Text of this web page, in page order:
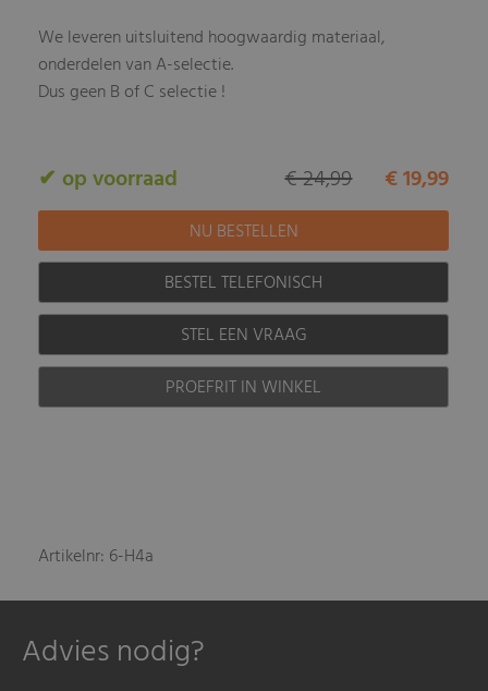
We leveren uitsluitend hoogwaardig materiaal,
onderdelen van A-selectie.
Dus geen B of C selectie !
✔ op voorraad € 19,99
€ 24,99
BESTEL TELEFONISCH
STEL EEN VRAAG
PROEFRIT IN WINKEL
Artikelnr: 6-H4a
Advies nodig?